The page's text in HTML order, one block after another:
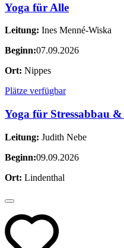
Yoga für Alle
Leitung: Ines Menné-Wiska
Beginn:07.09.2026
Ort: Nippes
Plätze verfügbar
Yoga für Stressabbau
Leitung: Judith Nebe
Beginn:09.09.2026
Ort: Lindenthal